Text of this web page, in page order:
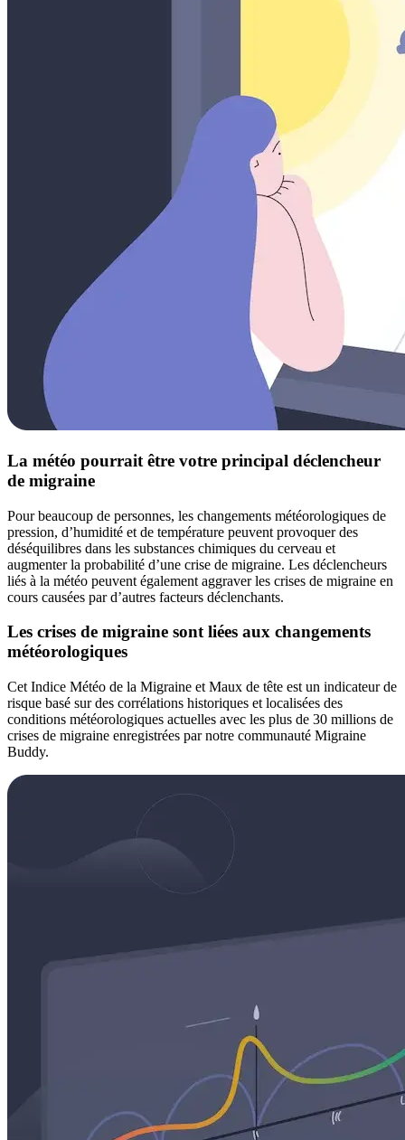
La météo pourrait être votre principal déclencheur
de migraine
Pour beaucoup de personnes, les changements météorologiques de
pression, d’humidité et de température peuvent provoquer des
déséquilibres dans les substances chimiques du cerveau et
augmenter la probabilité d’une crise de migraine. Les déclencheurs
liés à la météo peuvent également aggraver les crises de migraine en
cours causées par d’autres facteurs déclenchants.
Les crises de migraine sont liées aux changements
météorologiques
Cet Indice Météo de la Migraine et Maux de tête est un indicateur de
risque basé sur des corrélations historiques et localisées des
conditions météorologiques actuelles avec les plus de 30 millions de
crises de migraine enregistrées par notre communauté Migraine
Buddy.